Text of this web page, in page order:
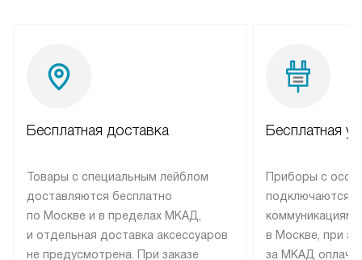
Бесплатная доставка
Товары с специальным лейблом
доставляются бесплатно
по Москве и в пределах МКАД,
и отдельная доставка аксессуаров
не предусмотрена. При заказе
Бесплатная
Приборы с
подключаются к
коммуникациям
в Москве, при
за МКАД